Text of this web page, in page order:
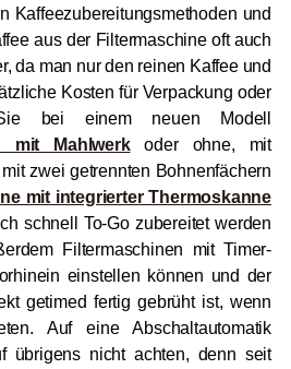
Kaffeezubereitungsmethoden und
aus der Filtermaschine oft auch
da man nur den reinen Kaffee und
Kosten für Verpackung oder
bei einem neuen Modell
mit Mahlwerkoder ohne, mit
zwei getrennten Bohnenfächern
mit integrierter Thermoskanne
schnell To-Go zubereitet werden
Filtermaschinen mit Timer-
einstellen können und der
getimed fertig gebrüht ist, wenn
Auf eine Abschaltautomatik
übrigens nicht achten, denn seit